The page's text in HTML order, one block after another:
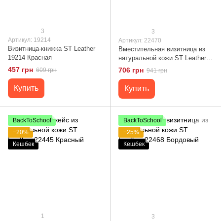
3
Артикул: 19214
Визитница-книжка ST Leather
19214 Красная
457 грн 609 грн
Купить
3
Артикул: 22470
Вместительная визитница из
натуральной кожи ST Leather
22470 Красный
706 грн 941 грн
Купить
BackToSchool
−20%
Кешбек
1
BackToSchool
−25%
Кешбек
3